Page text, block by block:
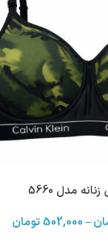
مدل 5660
–
502,000 تومان